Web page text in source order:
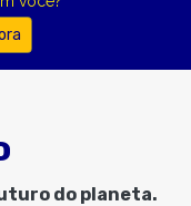
do planeta.